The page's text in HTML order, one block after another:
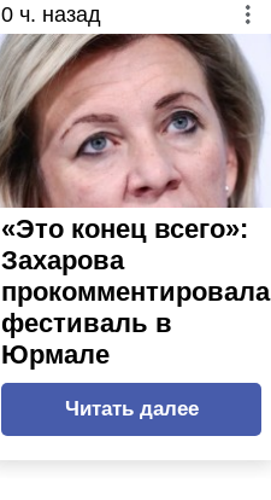
0 ч. назад
«Это конец всего»:
Захарова
прокомментировала
фестиваль в
Юрмале
Читать далее